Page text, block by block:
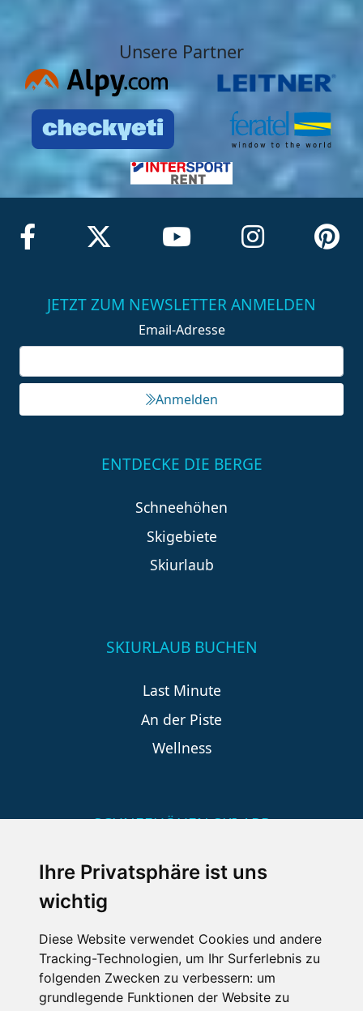
Ihre Privatsphäre ist uns
wichtig
Diese Website verwendet Cookies und andere
Tracking-Technologien, um Ihr Surferlebnis zu
folgenden Zwecken zu verbessern: um
grundlegende Funktionen der Website zu
Unsere Partner
JETZT ZUM NEWSLETTER ANMELDEN
Email-Adresse
Anmelden
ENTDECKE DIE BERGE
Schneehöhen
Skigebiete
Skiurlaub
SKIURLAUB BUCHEN
Last Minute
An der Piste
Wellness
SCHNEEHÖHEN SKI APP
Die Schneehoehen Ski APP für iOS und Android - Ein
Muss für alle Wintersportler und Schneefreaks!